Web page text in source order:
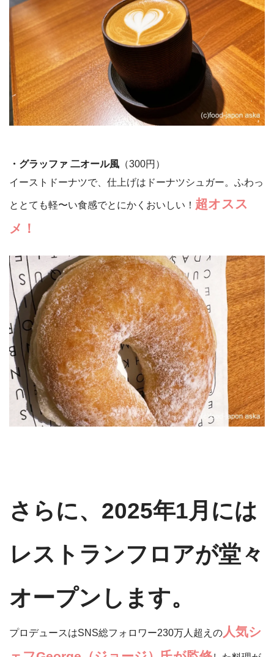
・グラッファ 二オール風 （300円）
イーストドーナツで、仕上げはドーナツシュガー。ふわっ
ととても軽〜い食感でとにかくおいしい！ 超オスス
メ！
さらに、2025年1月には
レストランフロアが堂々
オープンします。
プロデュースはSNS総フォロワー230万人超えの 人気シ